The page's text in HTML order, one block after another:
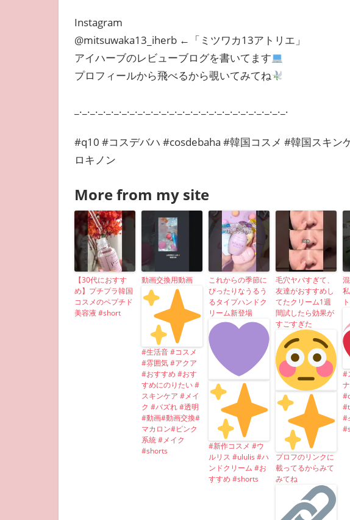
Instagram
@mitsuwaka13_iherb ←「ミツワカ13アトリエ」
アイハーブのレビューブログを書いてます
プロフィールから飛べるから覗いてみてね
_._._._._._._._._._._._._._._._._._._._._._._._._._._.
#q10 #コスデバハ #cosdebaha #韓国コスメ #韓国スキン
ロキノン
More from my site
【30代におすす
め】プチプラ韓国
コスメのペプチド
美容液 #short
動画交換用動画
#生活音 #コスメ
#雰囲気 #アクア
#おすすめ #おす
すめにのりたい #
スキンケア #メイ
ク #バズれ #透明
#動画#動画交換#
マカロン#ピンク
系統 #メイク
#shorts
これからの季節に
ぴったりなうるう
るタイプハンドク
リーム新登場
#新作コスメ #ウ
ルリス #ululis #ハ
ンドクリーム #お
すすめ #shorts
毛穴ヤバすぎて、
友達がおすすめし
てたクリーム1週
間試したら効果が
すごすぎた
プロフのリンクに
載ってるからみて
みてね
#
#